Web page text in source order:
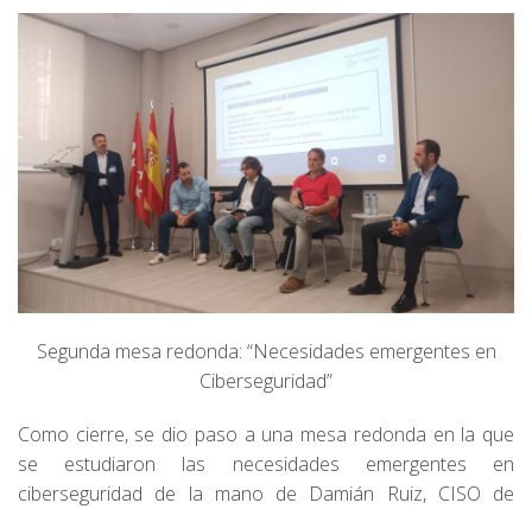
Segunda mesa redonda: “Necesidades emergentes en
Ciberseguridad”
Como cierre, se dio paso a una mesa redonda en la que
se estudiaron las necesidades emergentes en
ciberseguridad de la mano de Damián Ruiz, CISO de